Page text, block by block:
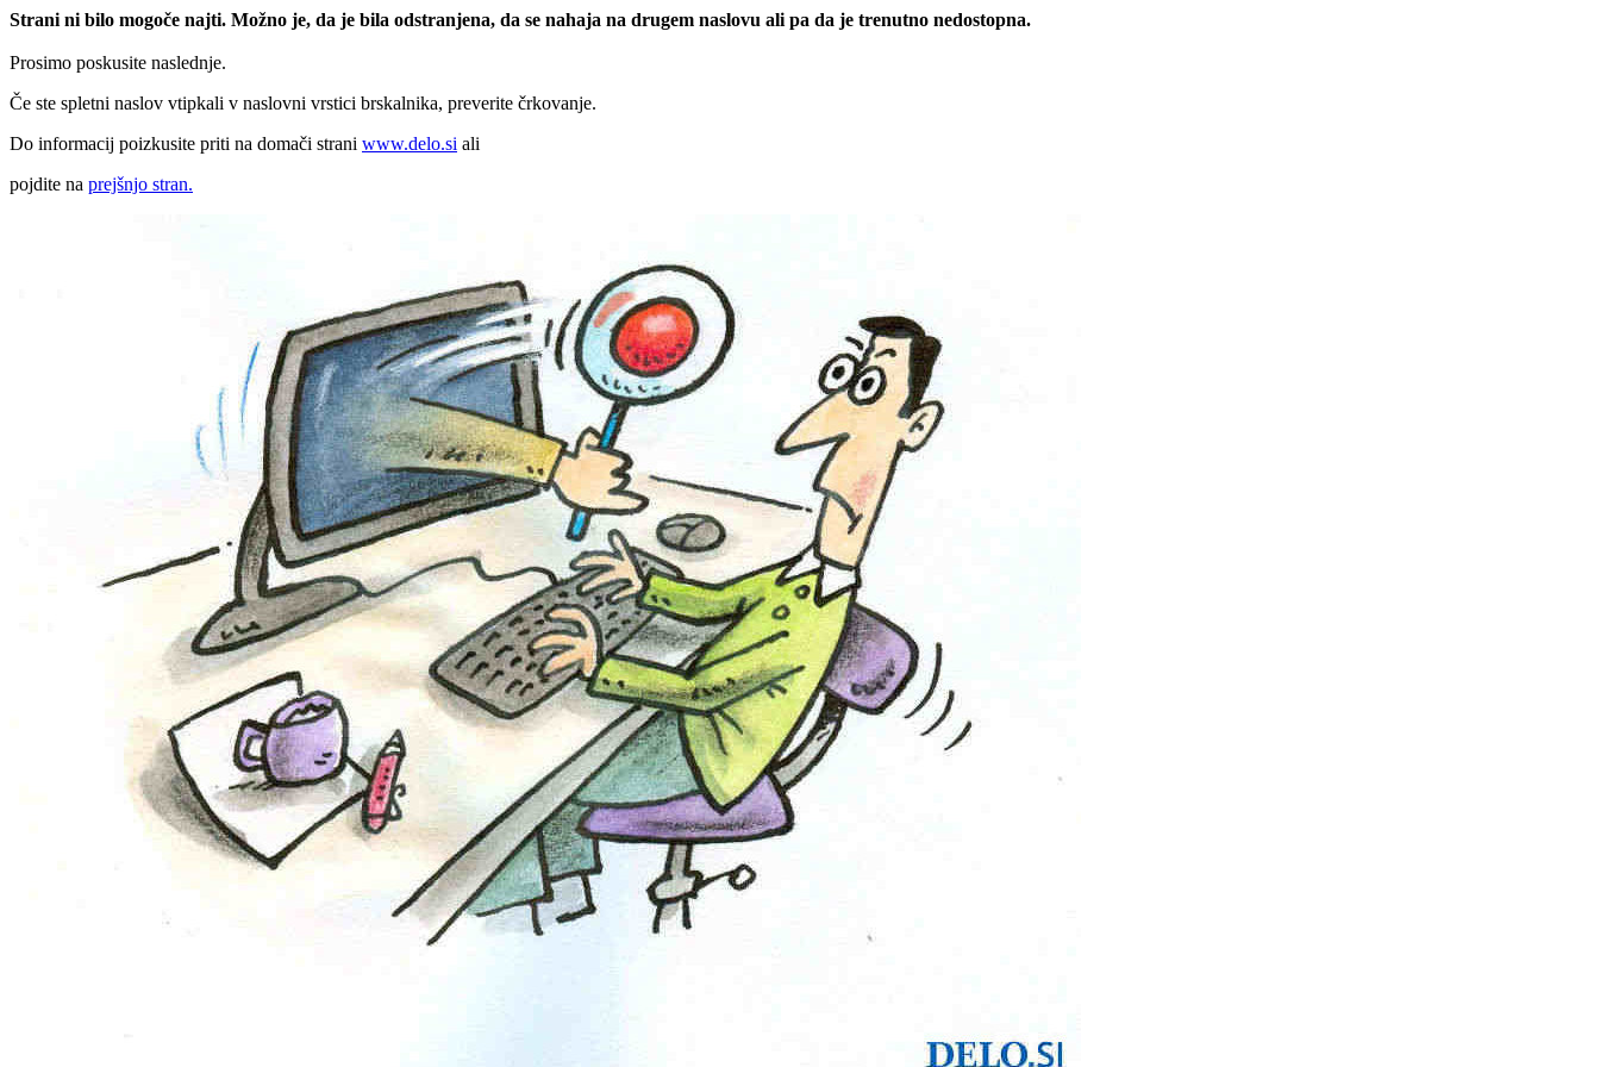
Strani ni bilo mogoče najti. Možno je, da je bila odstranjena, da se nahaja na drugem naslovu ali pa da je trenutno nedostopna.
Prosimo poskusite naslednje.
Če ste spletni naslov vtipkali v naslovni vrstici brskalnika, preverite črkovanje.
Do informacij poizkusite priti na domači strani www.delo.si ali
pojdite na prejšnjo stran.